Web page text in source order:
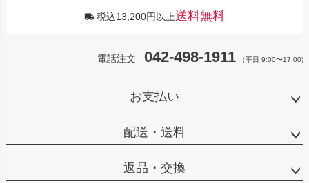
税込13,200円以上送料無料
電話注文 042-498-1911 （平日 9:00〜17:00)
お支払い
配送・送料
返品・交換